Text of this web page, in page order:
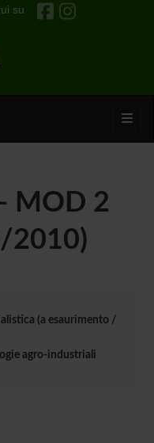
su
MOD 2
2010)
(a esaurimento /
agro-industriali